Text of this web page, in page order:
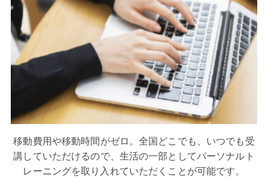
移動費用や移動時間がゼロ。全国どこでも、いつでも受
講していただけるので、生活の一部としてパーソナルト
レーニングを取り入れていただくことが可能です。